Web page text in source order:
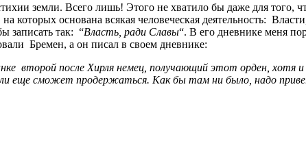
земли. Всего лишь! Этого не хватило бы даже для того,
которых основана всякая человеческая деятельность:
записать так: “Власть, ради Славы“. В его дневнике меня
Бремен, а он писал в своем дневнике:
второй после Хирля немец, получающий этот орден, хотя и
ли еще сможет продержаться. Как бы там ни было, надо